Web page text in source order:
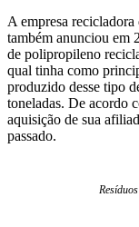
A empresa
também anunciou em
de polipropileno
qual tinha como
produzido desse tipo
toneladas. De acordo
aquisição de sua
passado.